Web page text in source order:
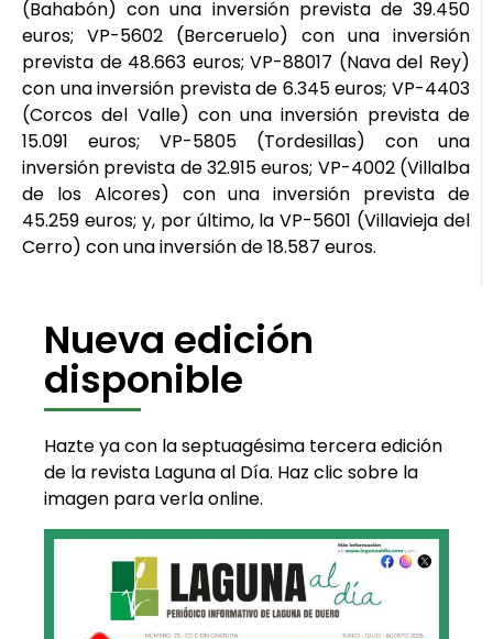
(Bahabón) con una inversión prevista de 39.450
euros; VP-5602 (Berceruelo) con una inversión
prevista de 48.663 euros; VP-88017 (Nava del Rey)
con una inversión prevista de 6.345 euros; VP-4403
(Corcos del Valle) con una inversión prevista de
15.091 euros; VP-5805 (Tordesillas) con una
inversión prevista de 32.915 euros; VP-4002 (Villalba
de los Alcores) con una inversión prevista de
45.259 euros; y, por último, la VP-5601 (Villavieja del
Cerro) con una inversión de 18.587 euros.
Nueva edición
disponible
Hazte ya con la septuagésima tercera edición
de la revista Laguna al Día. Haz clic sobre la
imagen para verla online.